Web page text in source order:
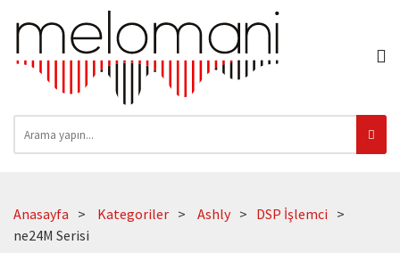
Anasayfa Kategoriler Ashly
DSP İşlemci
ne24M Serisi